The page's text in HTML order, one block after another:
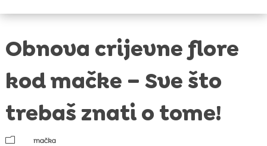
Obnova crijevne flore
kod mačke – Sve što
trebaš znati o tome!
m
mačka